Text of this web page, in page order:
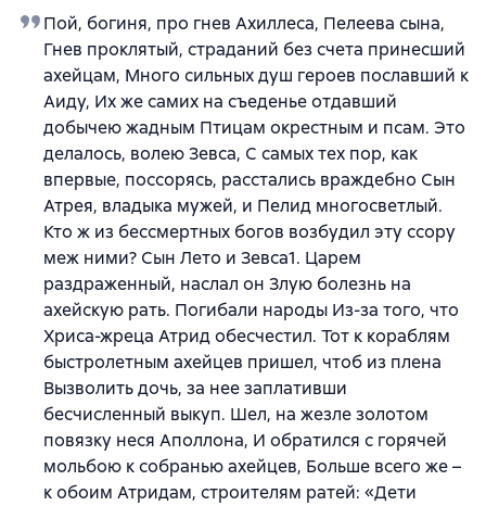
Пой, богиня, про гнев Ахиллеса, Пелеева сына,
Гнев проклятый, страданий без счета принесший
ахейцам, Много сильных душ героев пославший к
Аиду, Их же самих на съеденье отдавший
добычею жадным Птицам окрестным и псам. Это
делалось, волею Зевса, С самых тех пор, как
впервые, поссорясь, расстались враждебно Сын
Атрея, владыка мужей, и Пелид многосветлый.
Кто ж из бессмертных богов возбудил эту ссору
меж ними? Сын Лето и Зевса1. Царем
раздраженный, наслал он Злую болезнь на
ахейскую рать. Погибали народы Из-за того, что
Хриса-жреца Атрид обесчестил. Тот к кораблям
быстролетным ахейцев пришел, чтоб из плена
Вызволить дочь, за нее заплативши
бесчисленный выкуп. Шел, на жезле золотом
повязку неся Аполлона, И обратился с горячей
мольбою к собранью ахейцев, Больше всего же –
к обоим Атридам, строителям ратей: «Дети